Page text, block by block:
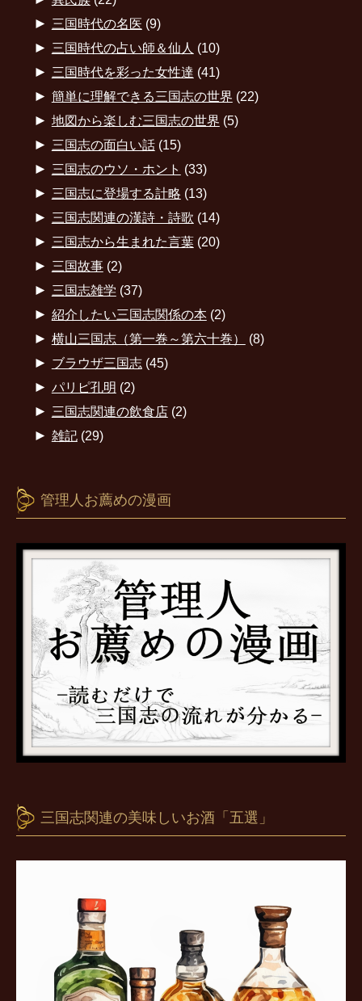
► 三国時代の名医 (9)
► 三国時代の占い師＆仙人 (10)
► 三国時代を彩った女性達 (41)
► 簡単に理解できる三国志の世界 (22)
► 地図から楽しむ三国志の世界 (5)
► 三国志の面白い話(15)
► 三国志のウソ・ホント (33)
► 三国志に登場する計略 (13)
► 三国志関連の漢詩・詩歌 (14)
► 三国志から生まれた言葉(20)
► 三国故事(2)
► 三国志雑学 (37)
► 紹介したい三国志関係の本(2)
► 横山三国志（第一巻～第六十巻） (8)
► ブラウザ三国志(45)
► パリピ孔明 (2)
► 三国志関連の飲食店(2)
► 雑記(29)
管理人お薦めの漫画
三国志関連の美味しいお酒「五選」